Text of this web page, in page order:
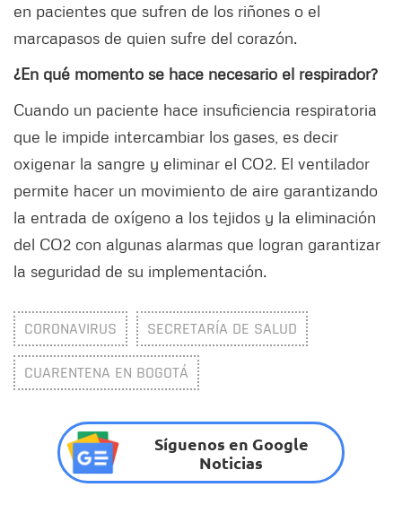
en pacientes que sufren de los riñones o el
marcapasos de quien sufre del corazón.
¿En qué momento se hace necesario el respirador?
Cuando un paciente hace insuficiencia respiratoria
que le impide intercambiar los gases, es decir
oxigenar la sangre y eliminar el CO2. El ventilador
permite hacer un movimiento de aire garantizando
la entrada de oxígeno a los tejidos y la eliminación
del CO2 con algunas alarmas que logran garantizar
la seguridad de su implementación.
CORONAVIRUS SECRETARÍA DE SALUD
CUARENTENA EN BOGOTÁ
Síguenos en Google
Noticias